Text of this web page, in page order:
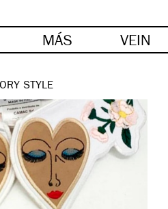
MÁS VEIN
STYLE